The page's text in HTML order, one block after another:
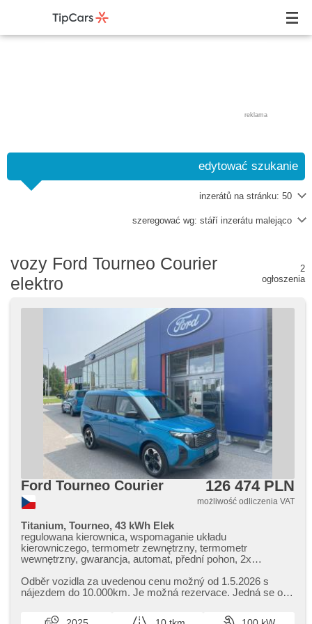
reklama
edytować szukanie
inzerátů na stránku: 50
szeregować wg: stáří inzerátu malejąco
vozy Ford Tourneo Courier
elektro
2
ogłoszenia
Ford Tourneo Courier 126 474 PLN
możliwość odliczenia VAT
Titanium, Tourneo, 43 kWh Elek
regulowana kierownica, wspomaganie układu
kierowniczego, termometr zewnętrzny, termometr
wewnętrzny, gwarancja, automat, přední pohon, 2x
jízdy v jízdním pruhu, ukazatel rychlostního limitu (SLIF),
asystent parkowania, parkovací kamera, parkovací senzory
lusterka, podgrzewana przednia szyba, podgrzewana
Odběr vozidla za uvedenou cenu možný od 1.5.2026 s
nájezdem do 10.000km. Je možná rezervace. Jedná se o